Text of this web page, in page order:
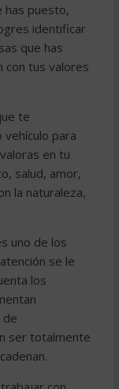
has puesto,
identificar
que has
con tus valores
te
para
en tu
salud, amor,
la naturaleza,
uno de los
se le
los
de
ser totalmente